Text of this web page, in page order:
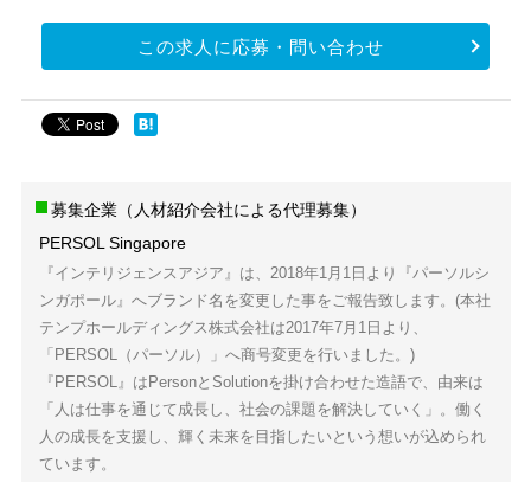
この求人に応募・問い合わせ
募集企業（人材紹介会社による代理募集）
PERSOL Singapore
『インテリジェンスアジア』は、2018年1月1日より『パーソルシ
ンガポール』へブランド名を変更した事をご報告致します。(本社
テンプホールディングス株式会社は2017年7月1日より、
「PERSOL（パーソル）」へ商号変更を行いました。)
『PERSOL』はPersonとSolutionを掛け合わせた造語で、由来は
「人は仕事を通じて成長し、社会の課題を解決していく」。働く
人の成長を支援し、輝く未来を目指したいという想いが込められ
ています。